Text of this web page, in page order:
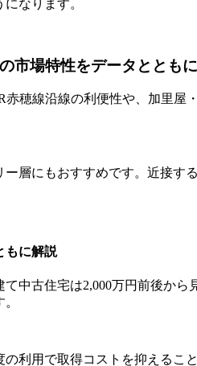
なります。
市場特性をデータととも
穂線沿線の利便性や、加里
層にもおすすめです。近接
もに解説
中古住宅は2,000万円前後か
利用で取得コストを抑えること